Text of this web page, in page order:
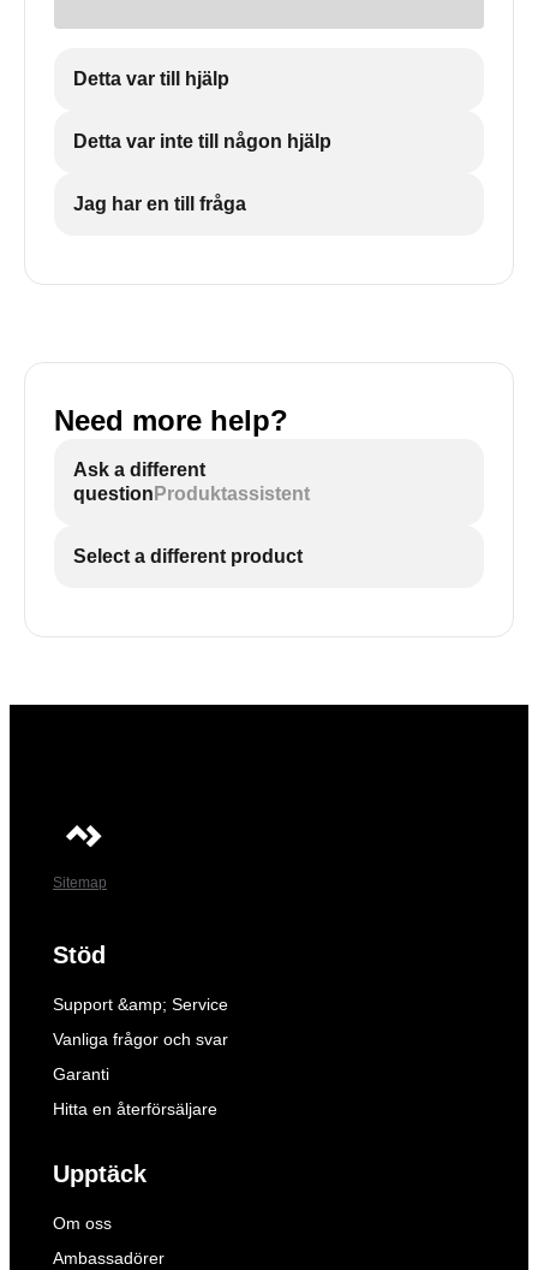
Detta var till hjälp
Detta var inte till någon hjälp
Jag har en till fråga
Need more help?
Ask a different
question Produktassistent
Select a different product
Sitemap
Stöd
Support &amp; Service
Vanliga frågor och svar
Garanti
Hitta en återförsäljare
Upptäck
Om oss
Ambassadörer